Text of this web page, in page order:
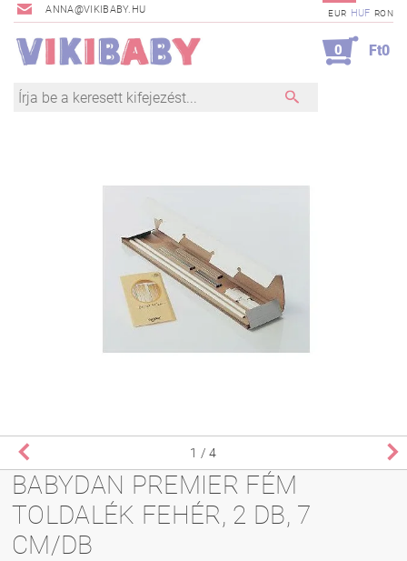
ANNA@VIKIBABY.HU EUR HUF RON
0 Ft0
1 / 4
BABYDAN PREMIER FÉM
TOLDALÉK FEHÉR, 2 DB, 7
CM/DB